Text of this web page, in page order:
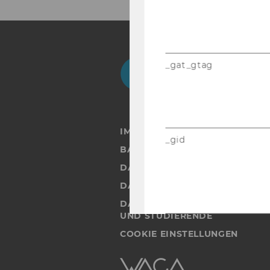
FacebookInstagram
IMPRESSUM
DATENSCHUTZERKLÄRUNG
DATENSCHUTZERKLÄRUNG
DATENSCHUTZERKLÄRUNG
UND STUDIERENDE
COOKIE EINSTELLUNGEN
Barrierefreiheitserklärung
_gat_gtag
_gid